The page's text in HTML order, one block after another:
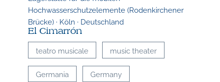
Hochwasserschutzelemente (Rodenkirchener
Brücke) · Köln · Deutschland
El Cimarrón
teatro musicale music theater
Germania Germany